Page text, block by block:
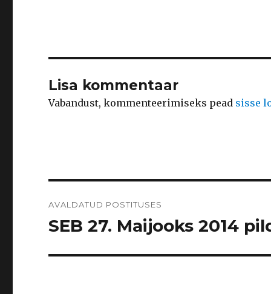
Lisa kommentaar
Vabandust, kommenteerimiseks pead sisse
AVALDATUD POSTITUSES
SEB 27. Maijooks 2014